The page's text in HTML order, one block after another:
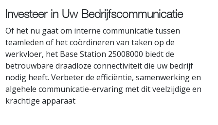
Investeer in Uw Bedrijfscommunicatie
Of het nu gaat om interne communicatie tussen
teamleden of het coördineren van taken op de
werkvloer, het Base Station 25008000 biedt de
betrouwbare draadloze connectiviteit die uw bedrijf
nodig heeft. Verbeter de efficiëntie, samenwerking en
algehele communicatie-ervaring met dit veelzijdige en
krachtige apparaat